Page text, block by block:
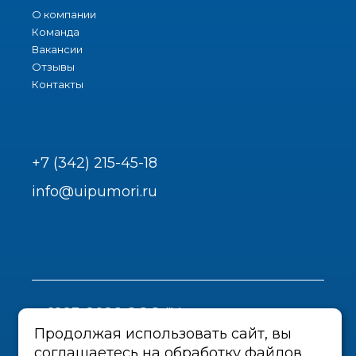
О компании
Команда
Вакансии
Отзывы
Контакты
+7 (342) 215-45-18
info@uipumori.ru
1993-2026 ООО "Урал-инструмент-
Пром"
Продолжая использовать сайт, вы